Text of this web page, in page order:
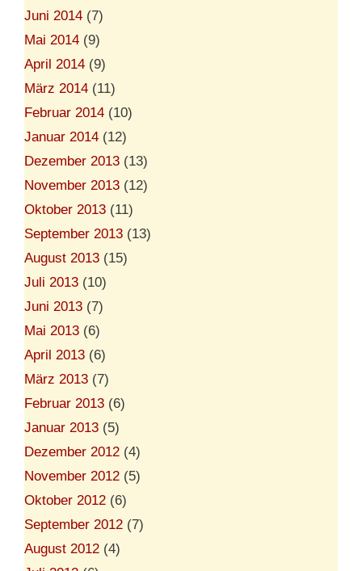
Juni 2014 (7)
Mai 2014 (9)
April 2014 (9)
März 2014 (11)
Februar 2014 (10)
Januar 2014 (12)
Dezember 2013 (13)
November 2013 (12)
Oktober 2013 (11)
September 2013 (13)
August 2013 (15)
Juli 2013 (10)
Juni 2013 (7)
Mai 2013 (6)
April 2013 (6)
März 2013 (7)
Februar 2013 (6)
Januar 2013 (5)
Dezember 2012 (4)
November 2012 (5)
Oktober 2012 (6)
September 2012 (7)
August 2012 (4)